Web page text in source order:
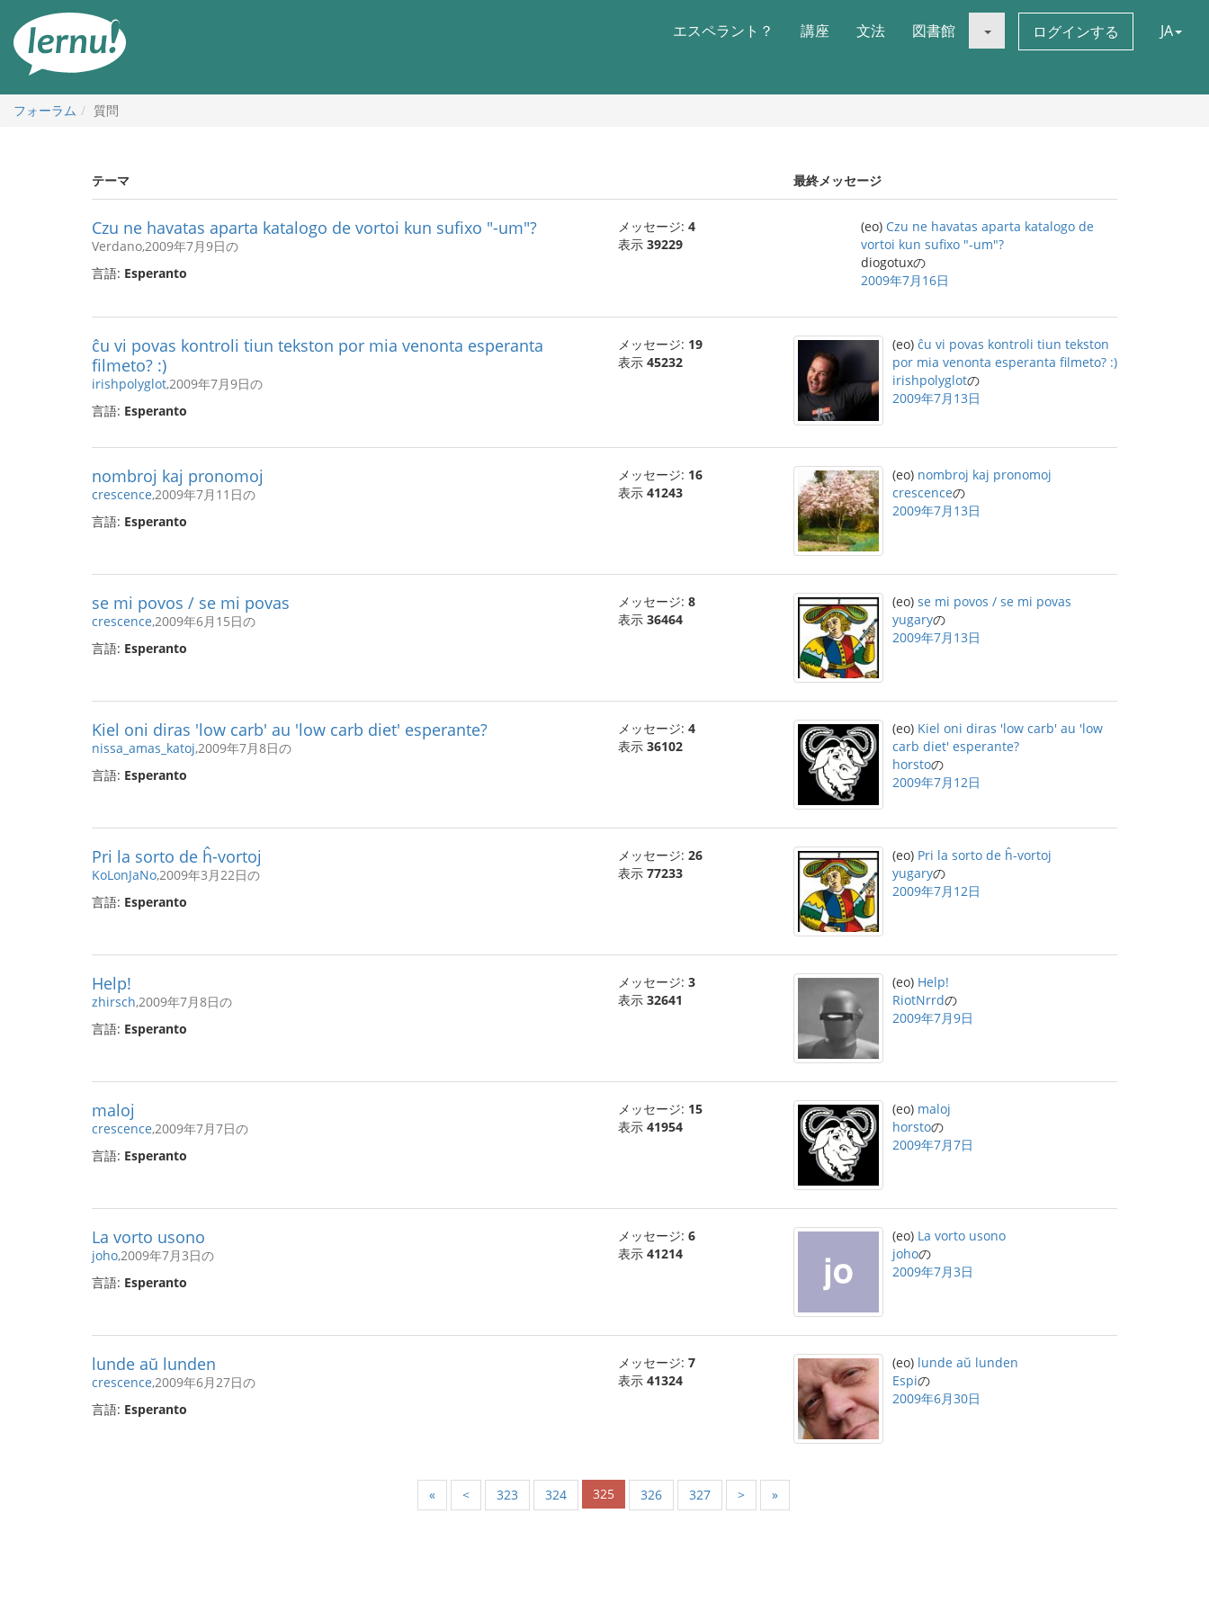
エスペラント？ 講座 文法 図書館 ログインする JA
フォーラム 質問
テーマ 最終メッセージ
Czu ne havatas aparta katalogo de vortoi kun sufixo "-um"?
Verdano,2009年7月9日の
言語: Esperanto
メッセージ: 4
表示 39229
(eo) Czu ne havatas aparta katalogo de
vortoi kun sufixo "-um"?
diogotuxの
2009年7月16日
ĉu vi povas kontroli tiun tekston por mia venonta esperanta
filmeto? :)
irishpolyglot,2009年7月9日の
言語: Esperanto
メッセージ: 19
表示 45232
(eo) ĉu vi povas kontroli tiun tekston
por mia venonta esperanta filmeto? :)
irishpolyglotの
2009年7月13日
nombroj kaj pronomoj
crescence,2009年7月11日の
言語: Esperanto
メッセージ: 16
表示 41243
(eo) nombroj kaj pronomoj
crescenceの
2009年7月13日
se mi povos / se mi povas
crescence,2009年6月15日の
言語: Esperanto
メッセージ: 8
表示 36464
(eo) se mi povos / se mi povas
yugaryの
2009年7月13日
Kiel oni diras 'low carb' au 'low carb diet' esperante?
nissa_amas_katoj,2009年7月8日の
言語: Esperanto
メッセージ: 4
表示 36102
(eo) Kiel oni diras 'low carb' au 'low
carb diet' esperante?
horstoの
2009年7月12日
Pri la sorto de ĥ-vortoj
KoLonJaNo,2009年3月22日の
言語: Esperanto
メッセージ: 26
表示 77233
(eo) Pri la sorto de ĥ-vortoj
yugaryの
2009年7月12日
Help!
zhirsch,2009年7月8日の
言語: Esperanto
メッセージ: 3
表示 32641
(eo) Help!
RiotNrrdの
2009年7月9日
maloj
crescence,2009年7月7日の
言語: Esperanto
メッセージ: 15
表示 41954
(eo) maloj
horstoの
2009年7月7日
La vorto usono
joho,2009年7月3日の
言語: Esperanto
メッセージ: 6
表示 41214
(eo) La vorto usono
johoの
2009年7月3日
lunde aŭ lunden
crescence,2009年6月27日の
言語: Esperanto
メッセージ: 7
表示 41324
(eo) lunde aŭ lunden
Espiの
2009年6月30日
« < 323 324 325 326 327 > »